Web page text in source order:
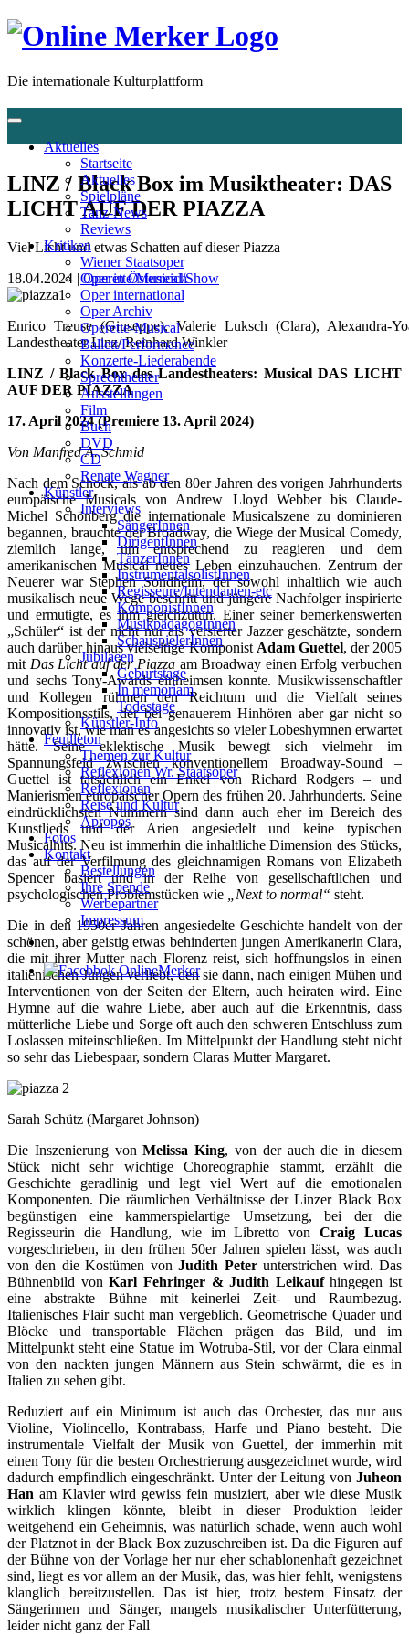
Die internationale Kulturplattform
Aktuelles
Startseite
Aktuelles
Spielpläne
Tanz-News
Reviews
Kritiken
Wiener Staatsoper
Oper in Österreich
Oper international
Oper Archiv
Operette-Musical
Ballett/Performance
Konzerte-Liederabende
Sprechtheater
Ausstellungen
Film
Buch
DVD
CD
Renate Wagner
Künstler
Interviews
SängerInnen
DirigentInnen
TänzerInnen
InstrumentalsolistInnen
Regisseure/Intendanten-etc
KomponistInnen
MusikpädagogInnen
SchauspielerInnen
Jubilaeen
Geburtstage
In memoriam
Todestage
Künstler-Info
Feuilleton
Themen zur Kultur
Reflexionen Wr. Staatsoper
Reflexionen
Reise und Kultur
Apropos
Fotos
Kontakt
Bestellungen
Ihre Spende
Werbepartner
Impressum
LINZ / Black Box im Musiktheater: DAS
LICHT AUF DER PIAZZA
Viel Licht und etwas Schatten auf dieser Piazza
18.04.2024 |Operette/Musical/Show
Enrico Treuse (Giuseppe), Valerie Luksch (Clara), Alexandra-
Landestheater Linz/ Reinhard Winkler
LINZ / Black Box des Landestheaters: Musical DAS LICHT
AUF DER PIAZZA
17. April 2024 (Premiere 13. April 2024)
Von Manfred A. Schmid
Nach dem Schock, als ab den 80er Jahren des vorigen Jahrhunderts
europäische Musicals von Andrew Lloyd Webber bis Claude-
Michel Schönberg die internationale Musicalszene zu dominieren
begannen, brauchte der Broadway, die Wiege der Musical Comedy,
ziemlich lange, um entsprechend zu reagieren und dem
amerikanischen Musical neues Leben einzuhauchen. Zentrum der
Neuerer war Stephen Sondheim, der sowohl inhaltlich wie auch
musikalisch neue Wege beschritt und jüngere Nachfolger inspirierte
und ermutigte, es ihm gleichzutun. Einer seiner bemerkenswerten
„Schüler“ ist der nicht nur als versierter Jazzer geschätzte, sondern
auch darüber hinaus vielseitige Komponist Adam Guettel, der 2005
mit Das Licht auf der Piazza am Broadway einen Erfolg verbuchen
und sechs Tony-Awards einheimsen konnte. Musikwissenschaftler
und Kollegen rühmen den Reichtum und die Vielfalt seines
Kompositionsstils, der bei genauerem Hinhören aber gar nicht so
innovativ ist, wie man es angesichts so vieler Lobeshymnen erwartet
hätte. Seine eklektische Musik bewegt sich vielmehr im
Spannungsfeld zwischen konventionellem Broadway-Sound –
Guettel ist tatsächlich ein Enkel von Richard Rodgers – und
Manierismen europäischer Opern des frühen 20. Jahrhunderts. Seine
eindrücklichsten Nummern sind dann auch eher im Bereich des
Kunstlieds und der Arien angesiedelt und keine typischen
Musicalhits. Neu ist immerhin die inhaltliche Dimension des Stücks,
das auf der Verfilmung des gleichnamigen Romans von Elizabeth
Spencer basiert und in der Reihe von gesellschaftlichen und
psychologischen Problemstücken wie
„Next to normal“ steht.
Die in den 1950er Jahren angesiedelte Geschichte handelt von der
schönen, aber geistig etwas behinderten jungen Amerikanerin Clara,
die mit ihrer Mutter nach Florenz reist, sich hoffnungslos in einen
italienischen Jungen verliebt, den sie dann, nach einigen Mühen und
Interventionen von der Seiten der Eltern, auch heiraten wird. Eine
Hymne auf die wahre Liebe, aber auch auf die Erkenntnis, dass
mütterliche Liebe und Sorge oft auch den schweren Entschluss zum
Loslassen miteinschließen. Im Mittelpunkt der Handlung steht nicht
so sehr das Liebespaar, sondern Claras Mutter Margaret.
Sarah Schütz (Margaret Johnson)
Die Inszenierung vonMelissa King, von der auch die in diesem
Stück nicht sehr wichtige Choreographie stammt, erzählt die
Geschichte geradlinig und legt viel Wert auf die emotionalen
Komponenten. Die räumlichen Verhältnisse der Linzer Black Box
begünstigen eine kammerspielartige Umsetzung, bei der die
Regisseurin die Handlung, wie im Libretto vonCraig Lucas
vorgeschrieben, in den frühen 50er Jahren spielen lässt, was auch
von den die Kostümen vonJudith Peterunterstrichen wird. Das
Bühnenbild vonKarl Fehringer & Judith Leikaufhingegen ist
eine abstrakte Bühne mit keinerlei Zeit- und Raumbezug.
Italienisches Flair sucht man vergeblich. Geometrische Quader und
Blöcke und transportable Flächen prägen das Bild, und im
Mittelpunkt steht eine Statue im Wotruba-Stil, vor der Clara einmal
von den nackten jungen Männern aus Stein schwärmt, die es in
Italien zu sehen gibt.
Reduziert auf ein Minimum ist auch das Orchester, das nur aus
Violine, Violincello, Kontrabass, Harfe und Piano besteht. Die
instrumentale Vielfalt der Musik von Guettel, der immerhin mit
einen Tony für die besten Orchestrierung ausgezeichnet wurde, wird
dadurch empfindlich eingeschränkt. Unter der Leitung von Juheon
Han am Klavier wird gewiss fein musiziert, aber wie diese Musik
wirklich klingen könnte, bleibt in dieser Produktion leider
weitgehend ein Geheimnis, was natürlich schade, wenn auch wohl
der Platznot in der Black Box zuzuschreiben ist. Da die Figuren auf
der Bühne von der Vorlage her nur eher schablonenhaft gezeichnet
sind, liegt es vor allem an der Musik, das, was hier fehlt, wenigstens
klanglich bereitzustellen. Das ist hier, trotz bestem Einsatz der
Sängerinnen und Sänger, mangels musikalischer Unterfütterung,
leider nicht ganz der Fall